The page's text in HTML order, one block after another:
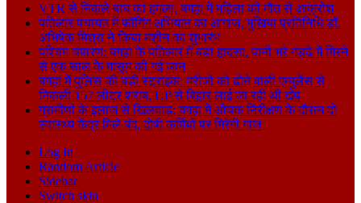
VTR से निकले बाघ का हमला, बगहा में महिला की मौत से आक्रोश
पतिलार पंचायत में फॉगिंग अभियान का आगाज, मुखिया प्रतिनिधि डॉ.
अभिषेक मिश्रा ने किया मशीन का शुभारंभ
पश्चिम चंपारण: बगहा के पतिलार में बड़ा हादसा, पानी भरे गड्ढे में गिरने
से एक साल के मासूम की गई जान
बगहा में पुलिस की बड़ी स्ट्राइक: मरीजों को ढोने वाली एम्बुलेंस से
निकली 157 लीटर शराब, UP से बिहार लाई जा रही थी खेप
ग्रामीणों के इलाज से खिलवाड़: बगहा में औचक निरीक्षण के दौरान दो
स्वास्थ्य केंद्र मिले बंद, दोषी कर्मियों पर गिरेगी गाज
Log In
Random Article
Sidebar
Switch skin